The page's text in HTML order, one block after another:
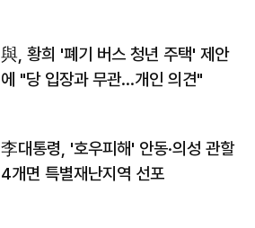
與, 황희 '폐기 버스 청년 주택' 제안
에 "당 입장과 무관…개인 의견"
李대통령, '호우피해' 안동·의성 관할
4개면 특별재난지역 선포